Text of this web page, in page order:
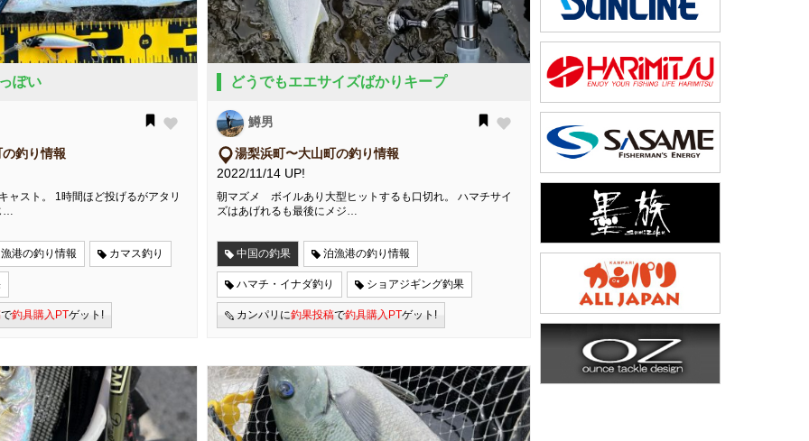
ぽい
釣り情報
ャスト。 1時間ほど投げるがアタリ
…
港の釣り情報 カマス釣り
で釣具購入PTゲット!
どうでもエエサイズばかりキープ
鱒男
湯梨浜町〜大山町の釣り情報
2022/11/14 UP!
朝マズメ ボイルあり大型ヒットするも口切れ。 ハマチサイ
ズはあげれるも最後にメジ…
中国の釣果 泊漁港の釣り情報
ハマチ・イナダ釣り ショアジギング釣果
カンパリに釣果投稿で釣具購入PTゲット!